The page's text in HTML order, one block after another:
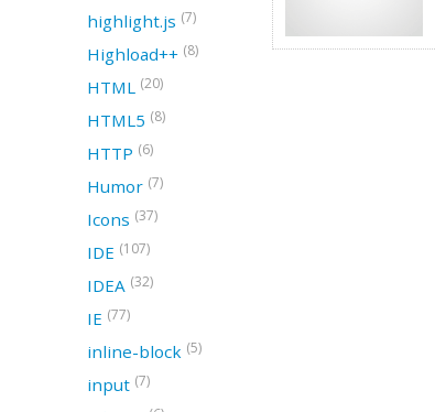
highlight.js (7)
Highload++ (8)
HTML (20)
HTML5 (8)
HTTP (6)
Humor (7)
Icons (37)
IDE (107)
IDEA (32)
IE (77)
inline-block (5)
input (7)